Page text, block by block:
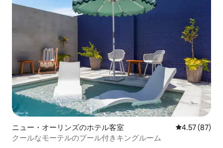
ニュー・オーリンズのホテル客室 レビュー87
4.57 (87)
クールなモーテルのプール付きキングルーム